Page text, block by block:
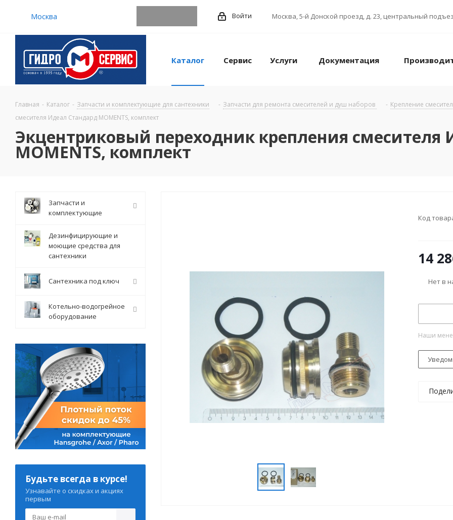
Москва Войти Москва,5-й Донской проезд, д. 23, центральный
Каталог Сервис Услуги Документация
Главная - Каталог - Запчасти и комплектующие для сантехники - Запчасти для ремонта смесителей и душ наборов - Крепление
смесителя Идеал Стандард MOMENTS, комплект
Экцентриковый переходник крепления смесителя
MOMENTS, комплект
Код
14
Нет в
Наши
Запчасти и
комплектующие
Дезинфицирующие и
моющие средства для
сантехники
Сантехника под ключ
Котельно-водогрейное
оборудование
Будьте всегда в курсе!
Узнавайте о скидках и акциях
первым